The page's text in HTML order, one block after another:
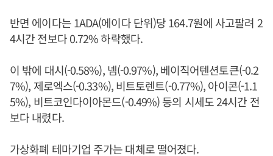
반면 에이다는 1ADA(에이다 단위)당 164.7원에 사고팔려 2
4시간 전보다 0.72% 하락했다.
이 밖에 대시(-0.58%), 넴(-0.97%), 베이직어텐션토큰(-0.2
7%), 제로엑스(-0.33%), 비트토렌트(-0.77%), 아이콘(-1.1
5%), 비트코인다이아몬드(-0.49%) 등의 시세도 24시간 전
보다 내렸다.
가상화폐 테마기업 주가는 대체로 떨어졌다.